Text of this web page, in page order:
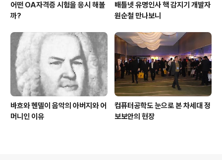
어떤 OA자격증 시험을 응시 해볼
까?
배틀넷 유명인사 핵 감지기 개발자
원순철 만나보니
바흐와 헨델이 음악의 아버지와 어
머니인 이유
컴퓨터공학도 눈으로 본 차세대 정
보보안의 현장